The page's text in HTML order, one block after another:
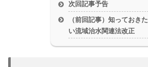
次回記事予告
（前回記事）知っておきた
い流域治水関連法改正